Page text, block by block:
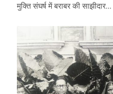
मुक्ति संघर्ष में बराबर की साझीदार...